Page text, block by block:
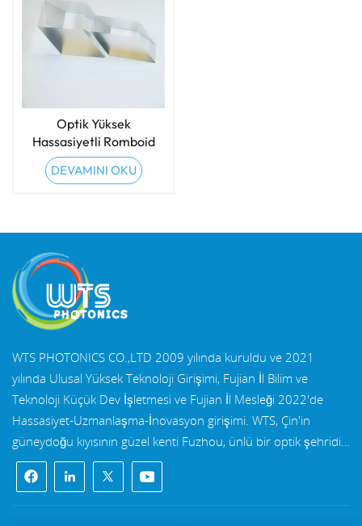
Optik Yüksek
Hassasiyetli Romboid
Prizmalar
DEVAMINI OKU
WTS PHOTONICS CO.,LTD 2009 yılında kuruldu ve 2021
yılında Ulusal Yüksek Teknoloji Girişimi, Fujian İl Bilim ve
Teknoloji Küçük Dev İşletmesi ve Fujian İl Mesleği 2022'de
Hassasiyet-Uzmanlaşma-İnovasyon girişimi. WTS, Çin'in
güneydoğu kıyısının güzel kenti Fuzhou, ünlü bir optik şehridir.
WTS, 11.000 metrekarelik standart fabrika binalarına sahip
bir gruptur yetenekli teknik kadro ve eksiksiz bir optik işleme
sistemi, kaplama sistemi, montaj sistemi ve kalite kontrol